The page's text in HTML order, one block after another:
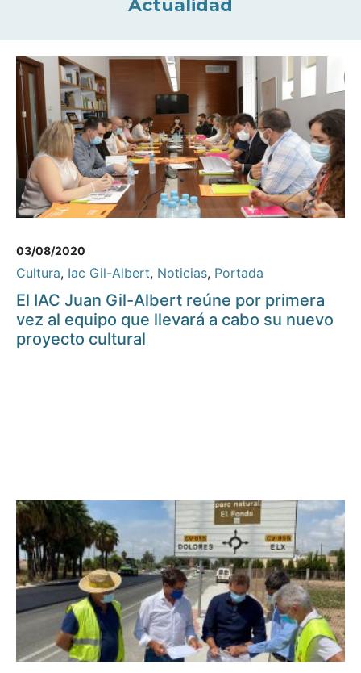
Actualidad
03/08/2020
Cultura, Iac Gil-Albert, Noticias, Portada
El IAC Juan Gil-Albert reúne por primera
vez al equipo que llevará a cabo su nuevo
proyecto cultural